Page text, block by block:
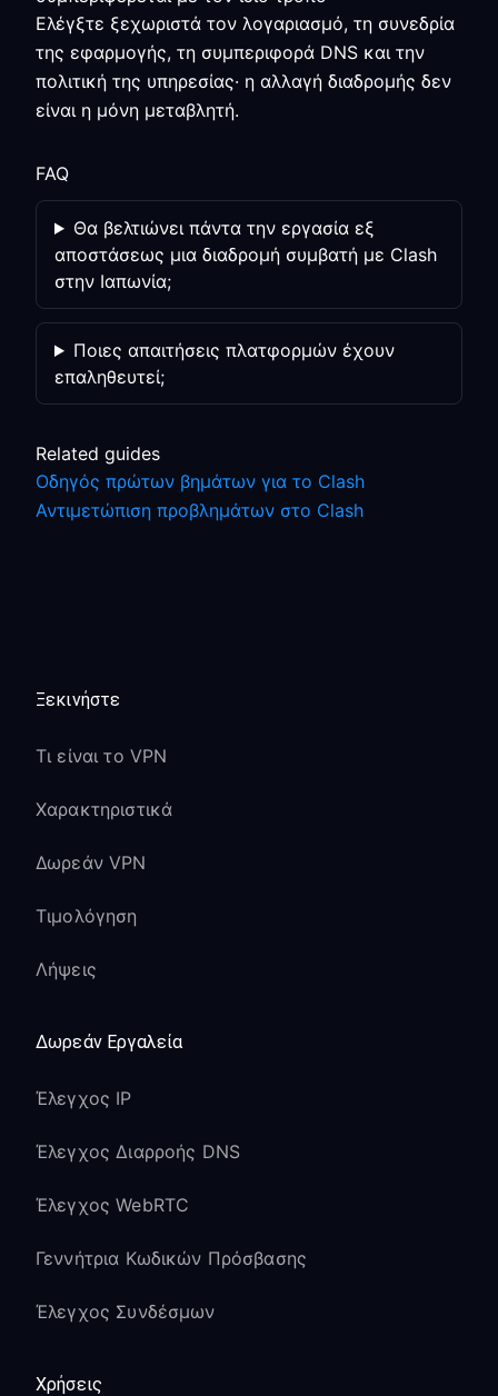
Ελέγξτε ξεχωριστά τον λογαριασμό, τη συνεδρία
της εφαρμογής, τη συμπεριφορά DNS και την
πολιτική της υπηρεσίας· η αλλαγή διαδρομής δεν
είναι η μόνη μεταβλητή.
FAQ
Θα βελτιώνει πάντα την εργασία εξ
αποστάσεως μια διαδρομή συμβατή με Clash
στην Ιαπωνία;
Ποιες απαιτήσεις πλατφορμών έχουν
επαληθευτεί;
Related guides
Οδηγός πρώτων βημάτων για το Clash
Αντιμετώπιση προβλημάτων στο Clash
Ξεκινήστε
Τι είναι το VPN
Χαρακτηριστικά
Δωρεάν VPN
Τιμολόγηση
Λήψεις
Δωρεάν Εργαλεία
Έλεγχος IP
Έλεγχος Διαρροής DNS
Έλεγχος WebRTC
Γεννήτρια Κωδικών Πρόσβασης
Έλεγχος Συνδέσμων
Χρήσεις